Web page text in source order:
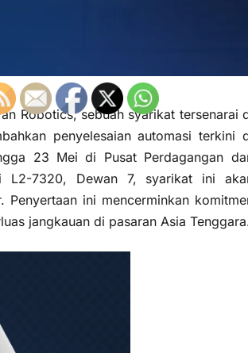
Robotics, sebuah syarikat tersenarai
penyelesaian automasi terkini
23 Mei di Pusat Perdagangan
L2-7320, Dewan 7, syarikat ini
ini mencerminkan
jangkauan di pasaran Asia